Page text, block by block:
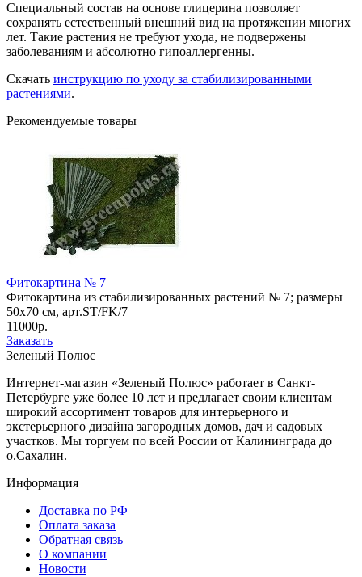
Специальный состав на основе глицерина позволяет
сохранять естественный внешний вид на протяжении многих
лет. Такие растения не требуют ухода, не подвержены
заболеваниям и абсолютно гипоаллергенны.
Скачать инструкцию по уходу за стабилизированными
растениями.
Рекомендуемые товары
Фитокартина № 7
Фитокартина из стабилизированных растений № 7; размеры
50х70 см, арт.ST/FK/7
11000р.
Заказать
Зеленый Полюс
Интернет-магазин «Зеленый Полюс» работает в Санкт-
Петербурге уже более 10 лет и предлагает своим клиентам
широкий ассортимент товаров для интерьерного и
экстерьерного дизайна загородных домов, дач и садовых
участков. Мы торгуем по всей России от Калининграда до
о.Сахалин.
Информация
Доставка по РФ
Оплата заказа
Обратная связь
О компании
Новости